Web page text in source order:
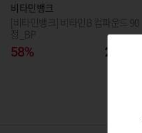
비타민뱅크
[비타민뱅크] 비타민B 컴파운드 90
정_BP
58% 25,500